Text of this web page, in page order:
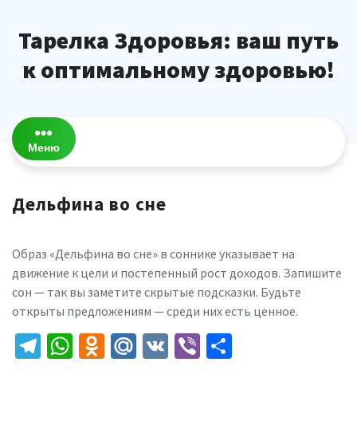
содержимому
Тарелка Здоровья: ваш путь
к оптимальному здоровью!
Меню
Дельфина во сне
Образ «Дельфина во сне» в соннике указывает на
движение к цели и постепенный рост доходов. Запишите
сон — так вы заметите скрытые подсказки. Будьте
открыты предложениям — среди них есть ценное.
Telegram
WhatsApp
Odnoklassniki
Mail.Ru
VK Viber